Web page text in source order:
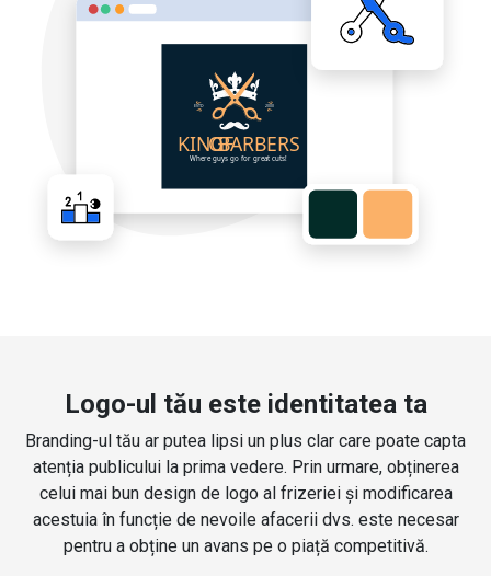
Logo-ul tău este identitatea ta
Branding-ul tău ar putea lipsi un plus clar care poate capta
atenția publicului la prima vedere. Prin urmare, obținerea
celui mai bun design de logo al frizeriei și modificarea
acestuia în funcție de nevoile afacerii dvs. este necesar
pentru a obține un avans pe o piață competitivă.